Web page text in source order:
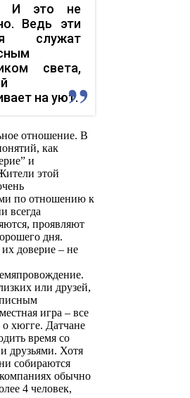
И это не
Ведь эти
служат
света,
на уют.
отношение. В
как
и
этой
по отношению к
всегда
проявляют
дня.
доверие – не
или друзей,
игра – все
о хюгге. Датчане
время со
друзьями. Хотя
собираются
обычно
4 человек,